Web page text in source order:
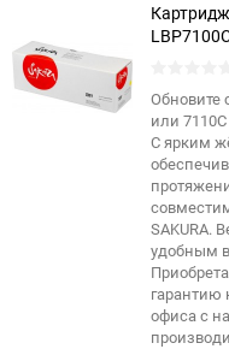
Обновите
или
С ярким
SAKURA.
удобным
гарантию
офиса с